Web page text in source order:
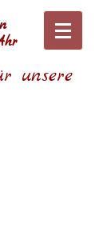
unsere